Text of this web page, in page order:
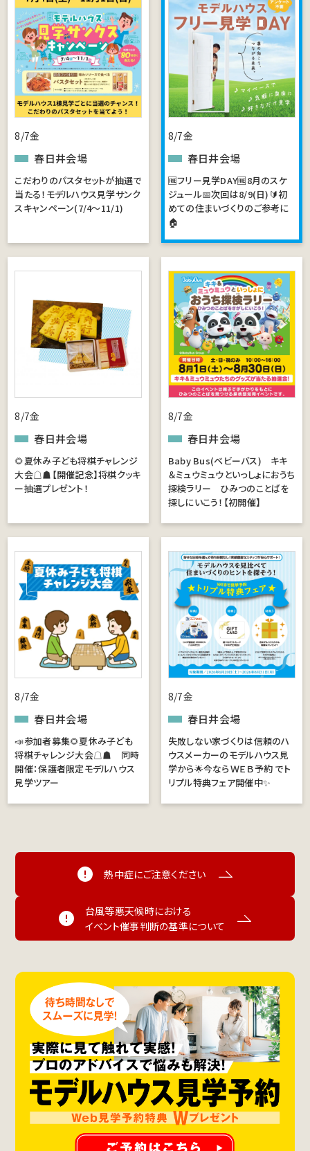
8/7金
春日井会場
こだわりのパスタセットが抽選で
当たる！モデルハウス見学サンク
スキャンペーン(7/4～11/1)
8/7金
春日井会場
🆓フリー見学DAY🆓8月のスケ
ジュール📅次回は8/9(日)🔰初
めての住まいづくりのご参考に
🏠
8/7金
春日井会場
🌻夏休み子ども将棋チャレンジ
大会☖☗【開催記念】将棋クッキ
ー抽選プレゼント！
8/7金
春日井会場
Baby Bus(ベビーバス) キキ
＆ミュウミュウといっしょにおうち
探検ラリー ひみつのことばを
探しにいこう！【初開催】
8/7金
春日井会場
📣参加者募集🌻夏休み子ども
将棋チャレンジ大会☖☗ 同時
開催：保護者限定モデルハウス
見学ツアー
8/7金
春日井会場
失敗しない家づくりは信頼のハ
ウスメーカーのモデルハウス見
学から🌟今ならＷＥＢ予約 でト
リプル特典フェア開催中✨
熱中症にご注意ください
台風等悪天候時における
イベント催事判断の基準について